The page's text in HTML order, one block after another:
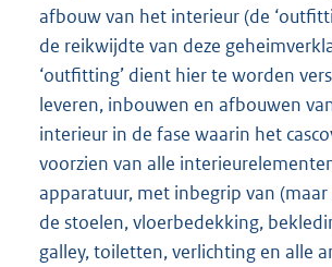
afbouw van het interieur (de
de reikwijdte van deze
‘outfitting’ dient hier te worden
leveren, inbouwen en afbouwen
interieur in de fase waarin het
voorzien van alle
apparatuur, met inbegrip van
de stoelen, vloerbedekking,
galley, toiletten, verlichting en alle